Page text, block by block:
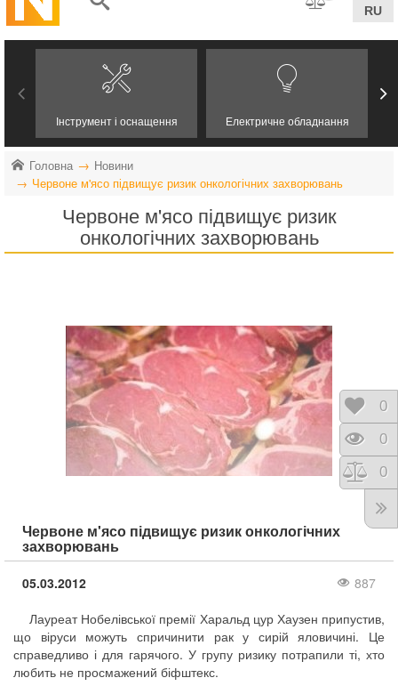
RU
Інструмент і оснащення Електричне обладнання
Головна
Новини
Червоне м'ясо підвищує ризик онкологічних захворювань
Червоне м'ясо підвищує ризик
онкологічних захворювань
Червоне м'ясо підвищує ризик онкологічних
захворювань
05.03.2012
887
Лауреат Нобелівської премії Харальд цур Хаузен припустив,
що віруси можуть спричинити рак у сирій яловичині. Це
справедливо і для гарячого. У групу ризику потрапили ті, хто
любить не просмажений біфштекс.
0
0
0